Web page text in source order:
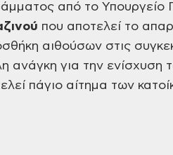
από το Υπουργείο
που αποτελεί το
αιθούσων στις
ανάγκη για την ενίσχυση
πάγιο αίτημα των